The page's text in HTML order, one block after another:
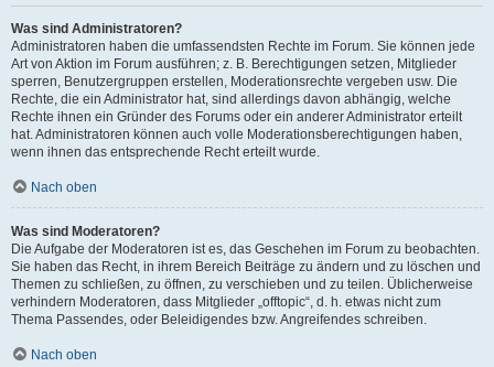
Was sind Administratoren?
Administratoren haben die umfassendsten Rechte im Forum. Sie können jede
Art von Aktion im Forum ausführen; z. B. Berechtigungen setzen, Mitglieder
sperren, Benutzergruppen erstellen, Moderationsrechte vergeben usw. Die
Rechte, die ein Administrator hat, sind allerdings davon abhängig, welche
Rechte ihnen ein Gründer des Forums oder ein anderer Administrator erteilt
hat. Administratoren können auch volle Moderationsberechtigungen haben,
wenn ihnen das entsprechende Recht erteilt wurde.
Nach oben
Was sind Moderatoren?
Die Aufgabe der Moderatoren ist es, das Geschehen im Forum zu beobachten.
Sie haben das Recht, in ihrem Bereich Beiträge zu ändern und zu löschen und
Themen zu schließen, zu öffnen, zu verschieben und zu teilen. Üblicherweise
verhindern Moderatoren, dass Mitglieder „offtopic“, d. h. etwas nicht zum
Thema Passendes, oder Beleidigendes bzw. Angreifendes schreiben.
Nach oben